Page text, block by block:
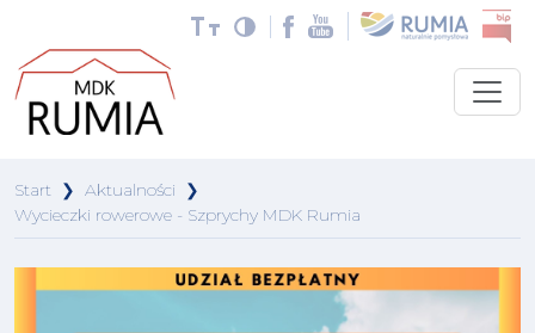
Start ❯ Aktualności
❯
Wycieczki rowerowe - Szprychy MDK Rumia